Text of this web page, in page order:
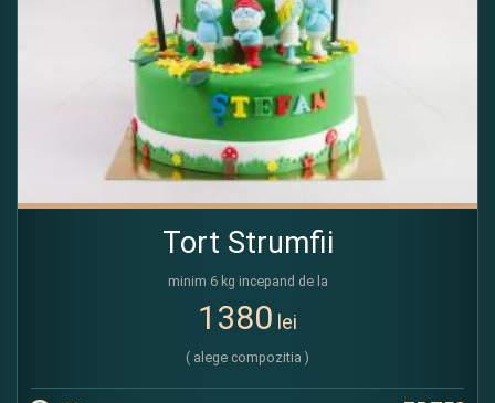
Tort Strumfii
minim 6 kg incepand de la
1380 lei
( alege compozitia )